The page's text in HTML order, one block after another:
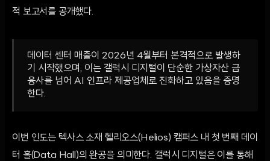
적 보고서를 공개했다.
데이터 센터 매출이 2026년 4월부터 본격적으로 발생하
기 시작했으며, 이는 갤럭시 디지털이 단순한 가상자산 금
융사를 넘어 AI 인프라 제공업체로 진화하고 있음을 증명
한다.
이번 인도는 텍사스 소재 헬리오스(Helios) 캠퍼스 내 첫 번째 데이
터 홀(Data Hall)의 완공을 의미한다. 갤럭시 디지털은 이를 통해